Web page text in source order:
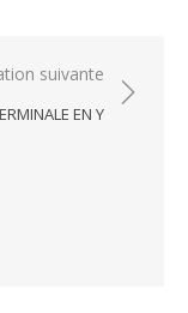
suivante
EN Y